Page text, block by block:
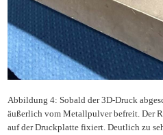
Abbildung 4: Sobald der 3D-Druck
äußerlich vom Metallpulver befreit. Der
auf der Druckplatte fixiert. Deutlich zu